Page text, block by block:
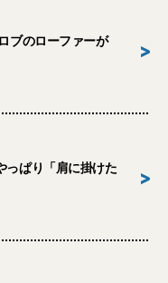
ブのローファーが
>
っぱり「肩に掛けた
>